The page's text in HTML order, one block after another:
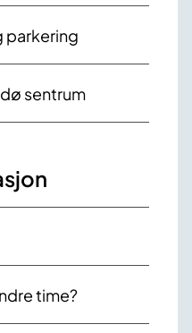
parkering
sentrum
time?